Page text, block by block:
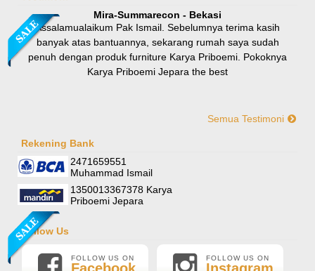
Rp (Hubungi CS)
Mira-Summarecon - Bekasi
Assalamualaikum Pak Ismail. Sebelumnya terima kasih
banyak atas bantuannya, sekarang rumah saya sudah
penuh dengan produk furniture Karya Priboemi. Pokoknya
Karya Priboemi Jepara the best
Hallo mas ismail, terima kasih banyak ya. Barang furniture
kasih banyak mas mail.
Semua Testimoni
Rekening Bank
2471659551
Muhammad Ismail
1350013367378 Karya
Priboemi Jepara
Follow Us
FOLLOW US ON FOLLOW US ON